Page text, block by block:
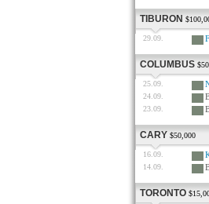
TIBURON
29.09.
COLUMBUS
25.09.
24.09.
23.09.
CARY $50,000
16.09.
14.09.
TORONTO